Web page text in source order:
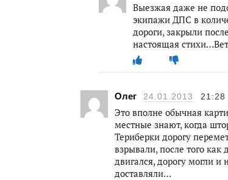
Выезжая даже не
экипажи ДПС в
дороги, закрыли
настоящая
Олег 24.01.2013 21:28
Это вполне обычная
местные знают, когда
Териберки дорогу
взрывали, после того как
двигался, дорогу могли
доставляли…